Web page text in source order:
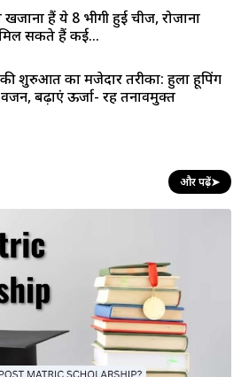
हैं ये 8 भीगी हुई चीजें, रोजाना
सकते हैं कई...
शुरुआत का मजेदार तरीका: हुला हूपिंग
बढ़ाएं ऊर्जा- रहें तनावमुक्त
और पढ़ें➤